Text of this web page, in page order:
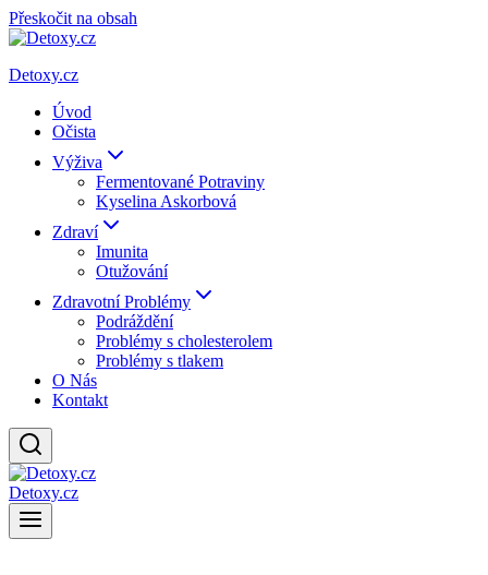
Přeskočit na obsah
Detoxy.cz
Úvod
Očista
Výživa
Fermentované Potraviny
Kyselina Askorbová
Zdraví
Imunita
Otužování
Zdravotní Problémy
Podráždění
Problémy s cholesterolem
Problémy s tlakem
O Nás
Kontakt
Detoxy.cz